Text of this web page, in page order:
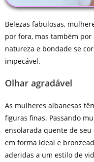
Belezas fabulosas,
por fora, mas também
natureza e bondade se
impecável.
Olhar agradável
As mulheres albanesas
figuras finas. Passando
ensolarada quente de
em forma ideal e
aderidas a um estilo de